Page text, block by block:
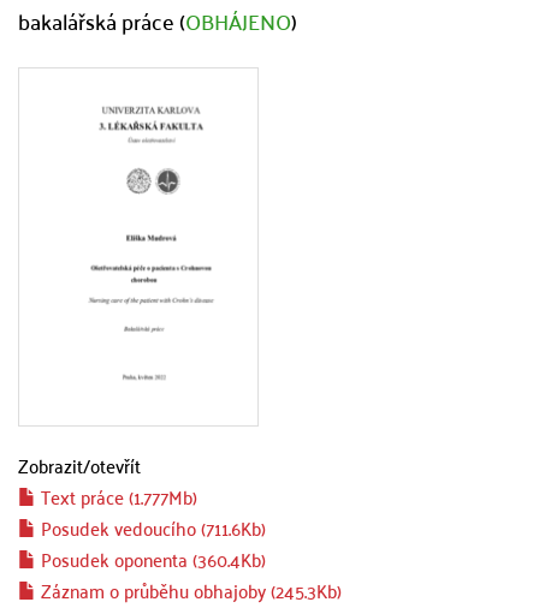
bakalářská práce (OBHÁJENO)
Zobrazit/otevřít
Text práce (1.777Mb)
Posudek vedoucího (711.6Kb)
Posudek oponenta (360.4Kb)
Záznam o průběhu obhajoby (245.3Kb)